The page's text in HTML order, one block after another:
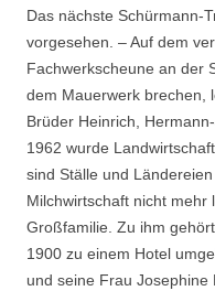
Das nächste Schürmann-
vorgesehen. – Auf dem
Fachwerkscheune an der
dem Mauerwerk brechen,
Brüder Heinrich,
1962 wurde
sind Ställe und
Milchwirtschaft nicht
Großfamilie. Zu ihm
1900 zu einem Hotel
und seine Frau